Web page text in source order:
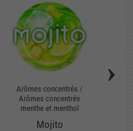
Arômes concentrés /
Arômes concentrés
menthe et menthol
Mojito
›